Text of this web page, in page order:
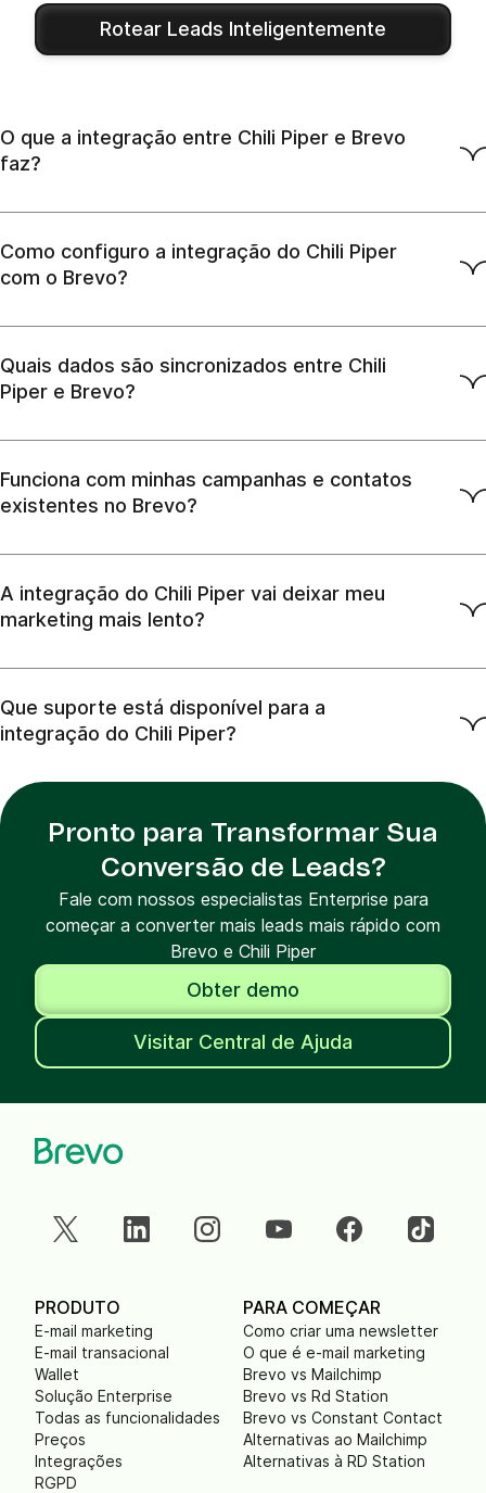
Rotear Leads Inteligentemente
O que a integração entre Chili Piper e Brevo
faz?
Como configuro a integração do Chili Piper
com o Brevo?
Quais dados são sincronizados entre Chili
Piper e Brevo?
Funciona com minhas campanhas e contatos
existentes no Brevo?
A integração do Chili Piper vai deixar meu
marketing mais lento?
Que suporte está disponível para a
integração do Chili Piper?
Pronto para Transformar Sua
Conversão de Leads?
Fale com nossos especialistas Enterprise para
começar a converter mais leads mais rápido com
Brevo e Chili Piper
Obter demo
Visitar Central de Ajuda
PRODUTO
E-mail marketing
E-mail transacional
Wallet
Solução Enterprise
Todas as funcionalidades
Preços
Integrações
RGPD
PARA COMEÇAR
Como criar uma newsletter
O que é e-mail marketing
Brevo vs Mailchimp
Brevo vs Rd Station
Brevo vs Constant Contact
Alternativas ao Mailchimp
Alternativas à RD Station